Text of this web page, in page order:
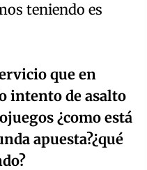
teniendo es
que en
intento de asalto
¿como está
apuesta?¿qué